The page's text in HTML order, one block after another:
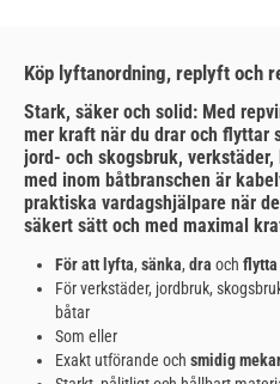
Köp lyftanordning, replyft och
Stark, säker och solid: Med
mer kraft när du drar och flyttar
jord- och skogsbruk,
med inom båtbranschen är
praktiska vardagshjälpare när
säkert sätt och med maximal
För att lyfta, sänka, dra och flytta
För verkstäder, jordbruk,
båtar
Som eller
Exakt utförande och smidig